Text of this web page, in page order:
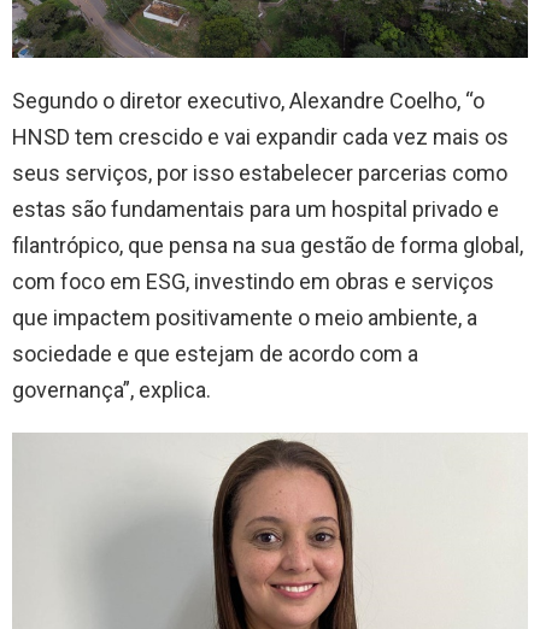
Segundo o diretor executivo, Alexandre Coelho, “o
HNSD tem crescido e vai expandir cada vez mais os
seus serviços, por isso estabelecer parcerias como
estas são fundamentais para um hospital privado e
filantrópico, que pensa na sua gestão de forma global,
com foco em ESG, investindo em obras e serviços
que impactem positivamente o meio ambiente, a
sociedade e que estejam de acordo com a
governança”, explica.